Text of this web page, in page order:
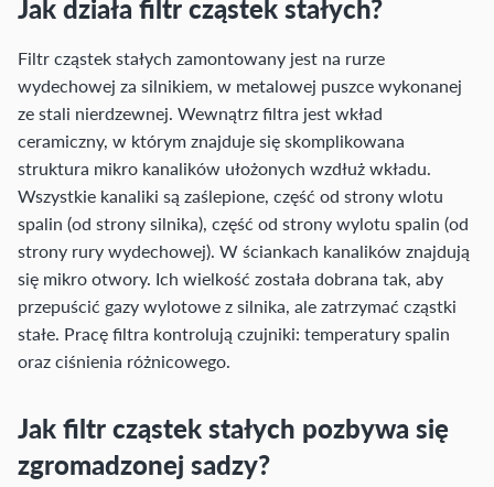
Jak działa filtr cząstek stałych?
Filtr cząstek stałych zamontowany jest na rurze
wydechowej za silnikiem, w metalowej puszce wykonanej
ze stali nierdzewnej. Wewnątrz filtra jest wkład
ceramiczny, w którym znajduje się skomplikowana
struktura mikro kanalików ułożonych wzdłuż wkładu.
Wszystkie kanaliki są zaślepione, część od strony wlotu
spalin (od strony silnika), część od strony wylotu spalin (od
strony rury wydechowej). W ściankach kanalików znajdują
się mikro otwory. Ich wielkość została dobrana tak, aby
przepuścić gazy wylotowe z silnika, ale zatrzymać cząstki
stałe. Pracę filtra kontrolują czujniki: temperatury spalin
oraz ciśnienia różnicowego.
Jak filtr cząstek stałych pozbywa się
zgromadzonej sadzy?